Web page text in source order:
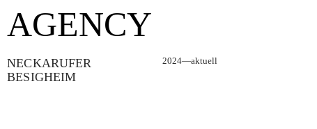
AGENCY
NECKARUFER
BESIGHEIM
2024—aktuell